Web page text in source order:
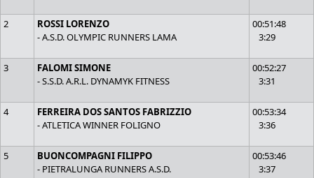
2
ROSSI LORENZO
- A.S.D. OLYMPIC RUNNERS LAMA
00:51:48
3:29
3
FALOMI SIMONE
- S.S.D. A.R.L. DYNAMYK FITNESS
00:52:27
3:31
4
FERREIRA DOS SANTOS FABRIZZIO
- ATLETICA WINNER FOLIGNO
00:53:34
3:36
5
BUONCOMPAGNI FILIPPO
- PIETRALUNGA RUNNERS A.S.D.
00:53:46
3:37